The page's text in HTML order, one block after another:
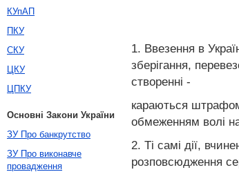
1. Ввезення в
зберігання,
створенні -
караються
обмеженням волі
2. Ті самі дії,
розповсюдження
КУпАП
ПКУ
СКУ
ЦКУ
ЦПКУ
Основні Закони України
ЗУ Про банкрутство
ЗУ Про виконавче
провадження